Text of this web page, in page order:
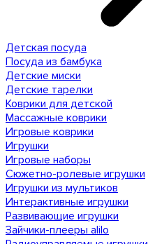
Детская посуда
Посуда из бамбука
Детские миски
Детские тарелки
Коврики для детской
Массажные коврики
Игровые коврики
Игрушки
Игровые наборы
Сюжетно-ролевые игрушки
Игрушки из мультиков
Интерактивные игрушки
Развивающие игрушки
Зайчики-плееры alilo